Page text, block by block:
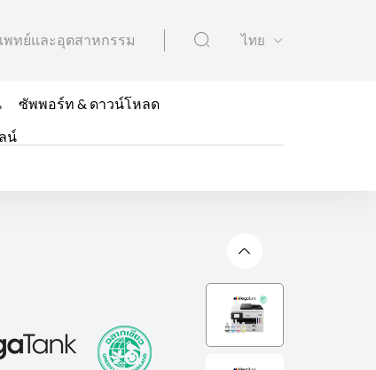
พทย์และอุตสาหกรรม ไทย
ซัพพอร์ท & ดาวน์โหลด
น์